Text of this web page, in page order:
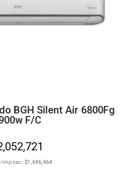
BGH Silent Air 6800Fg
F/C
imp nac.:$1,696,464